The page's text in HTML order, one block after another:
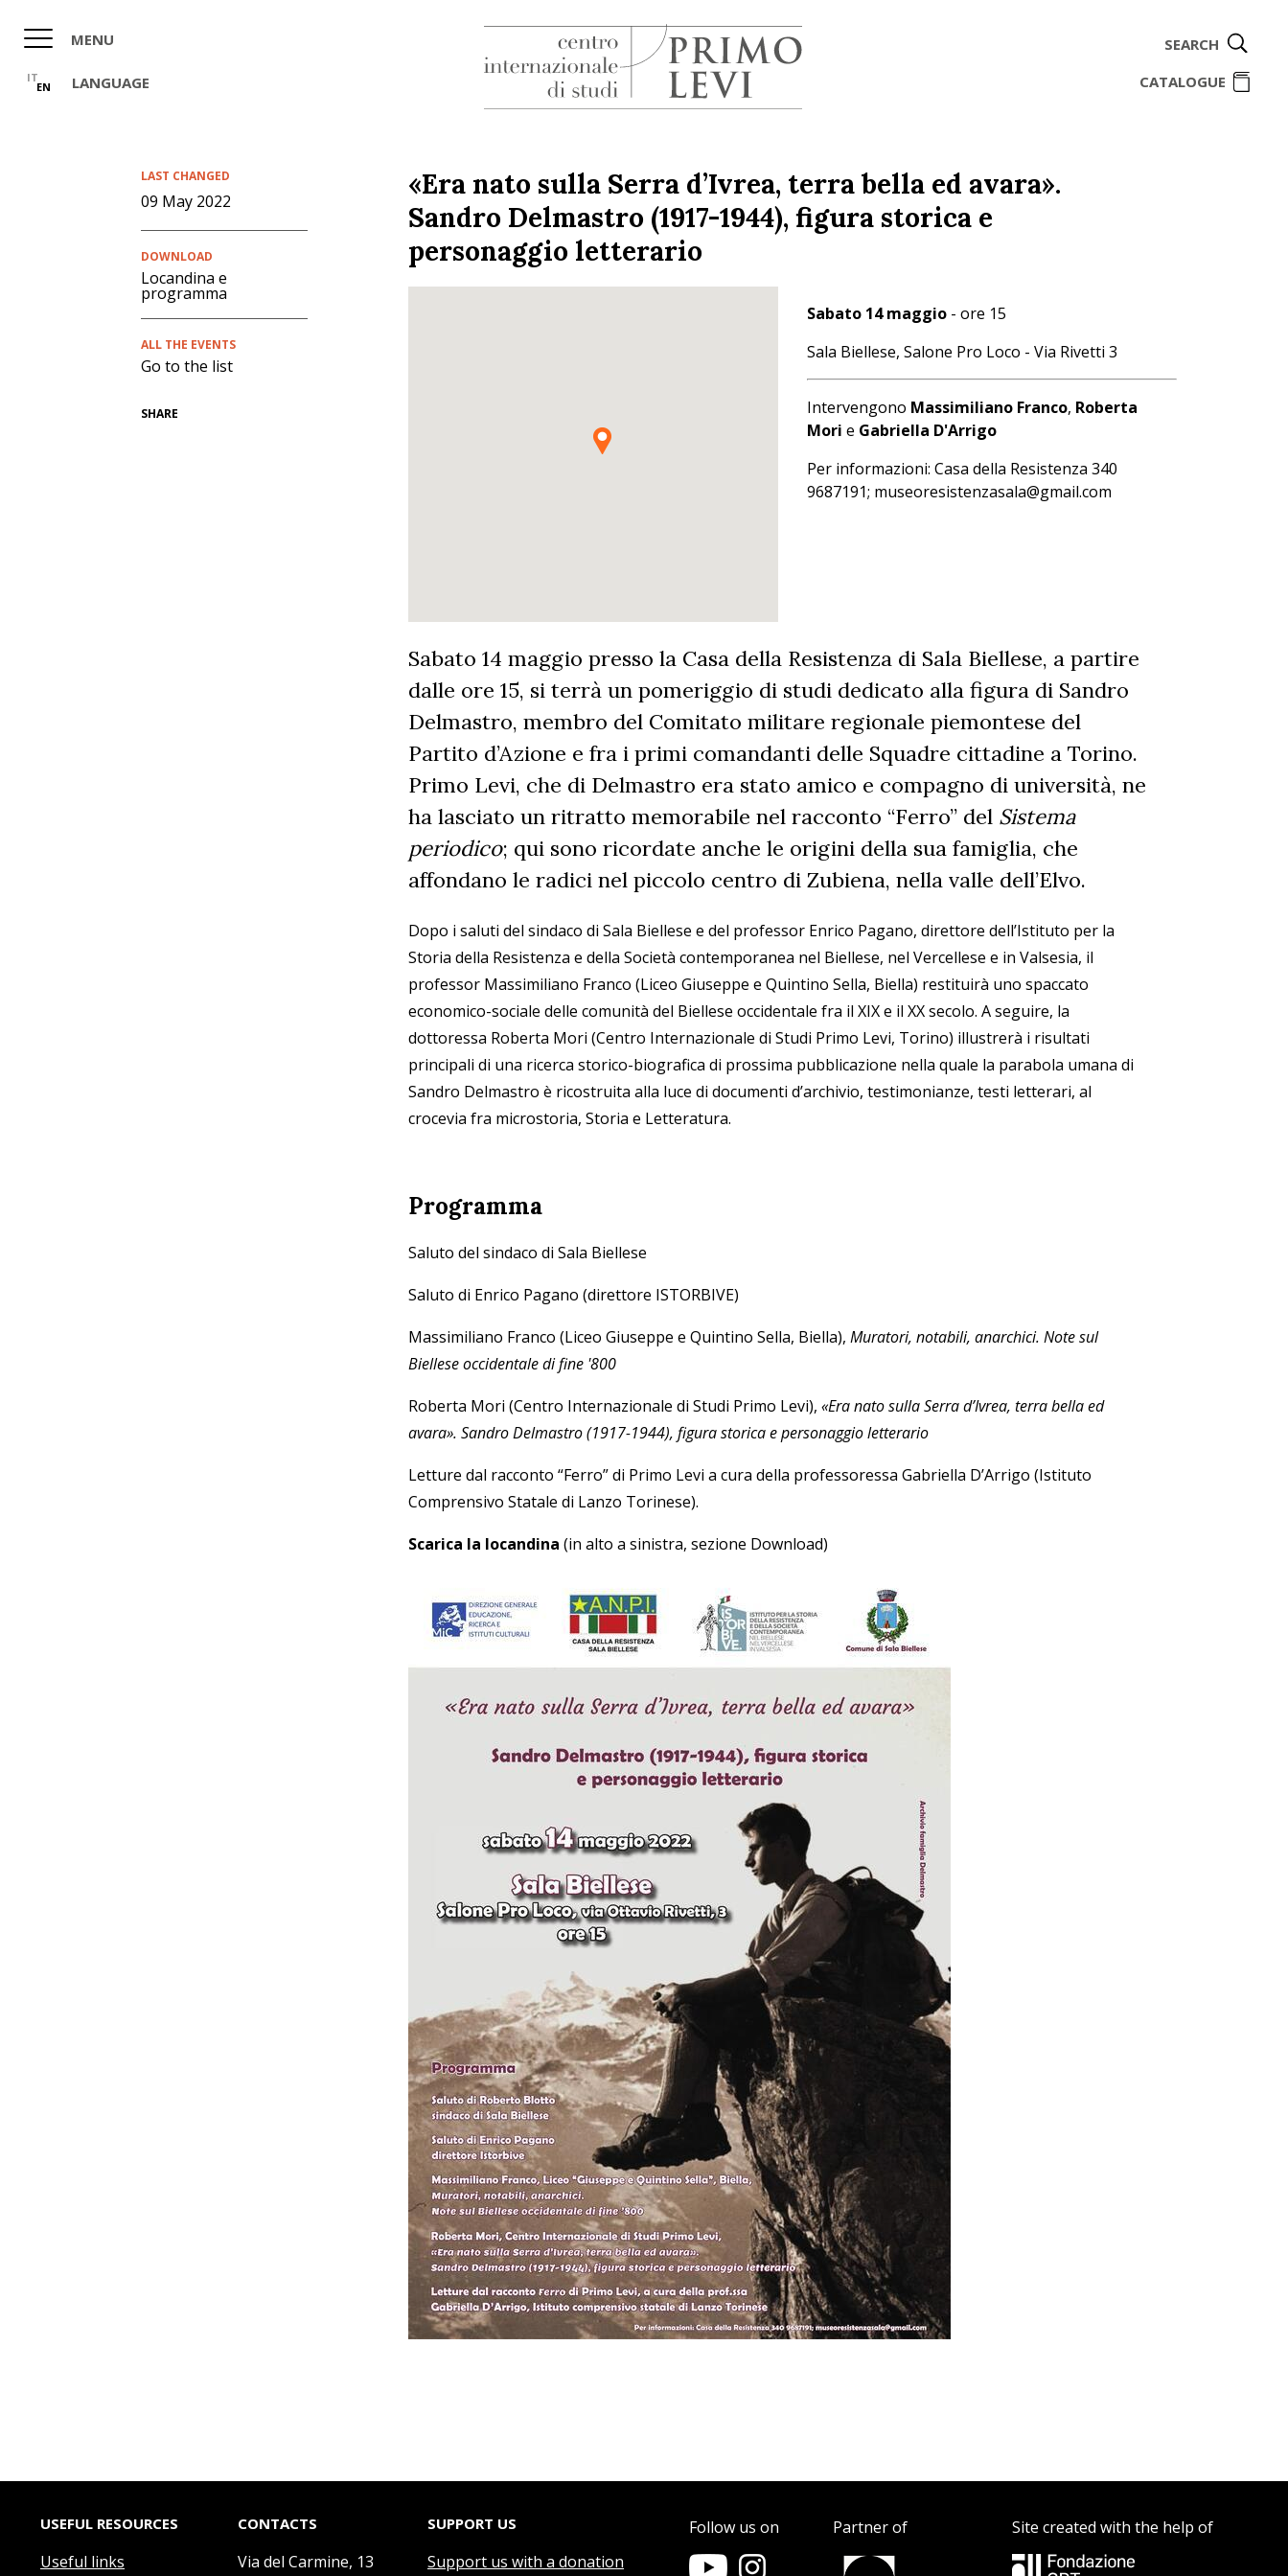
content
Studi
Primo
Levi
MENU
IT
EN LANGUAGE CATALOGUE
SEARCH
«Era nato sulla Serra d’Ivrea, terra bella ed avara».
Sandro Delmastro (1917-1944), figura storica e
personaggio letterario
Sabato 14 maggio - ore 15
Sala Biellese, Salone Pro Loco - Via Rivetti 3
Intervengono Massimiliano Franco, Roberta
Mori e Gabriella D'Arrigo
Per informazioni: Casa della Resistenza 340
9687191; museoresistenzasala@gmail.com
Sabato 14 maggio presso la Casa della Resistenza di Sala Biellese, a partire
dalle ore 15, si terrà un pomeriggio di studi dedicato alla figura di Sandro
Delmastro, membro del Comitato militare regionale piemontese del
Partito d’Azione e fra i primi comandanti delle Squadre cittadine a Torino.
Primo Levi, che di Delmastro era stato amico e compagno di università, ne
ha lasciato un ritratto memorabile nel racconto “Ferro” del Sistema
periodico; qui sono ricordate anche le origini della sua famiglia, che
affondano le radici nel piccolo centro di Zubiena, nella valle dell’Elvo.
Dopo i saluti del sindaco di Sala Biellese e del professor Enrico Pagano, direttore dell’Istituto per la
Storia della Resistenza e della Società contemporanea nel Biellese, nel Vercellese e in Valsesia, il
professor Massimiliano Franco (Liceo Giuseppe e Quintino Sella, Biella) restituirà uno spaccato
economico-sociale delle comunità del Biellese occidentale fra il XIX e il XX secolo. A seguire, la
dottoressa Roberta Mori (Centro Internazionale di Studi Primo Levi, Torino) illustrerà i risultati
principali di una ricerca storico-biografica di prossima pubblicazione nella quale la parabola umana di
Sandro Delmastro è ricostruita alla luce di documenti d’archivio, testimonianze, testi letterari, al
crocevia fra microstoria, Storia e Letteratura.
Programma
Saluto del sindaco di Sala Biellese
Saluto di Enrico Pagano (direttore ISTORBIVE)
Massimiliano Franco (Liceo Giuseppe e Quintino Sella, Biella), Muratori, notabili, anarchici. Note sul
Biellese occidentale di fine '800
Roberta Mori (Centro Internazionale di Studi Primo Levi), «Era nato sulla Serra d’Ivrea, terra bella ed
avara». Sandro Delmastro (1917-1944), figura storica e personaggio letterario
Letture dal racconto “Ferro” di Primo Levi a cura della professoressa Gabriella D’Arrigo (Istituto
Comprensivo Statale di Lanzo Torinese).
Scarica la locandina (in alto a sinistra, sezione Download)
LAST CHANGED
09 May 2022
DOWNLOAD
Locandina e
programma
ALL THE EVENTS
Go to the list
SHARE
USEFUL RESOURCES
Useful links
CONTACTS
Via del Carmine, 13
SUPPORT US
Support us with a donation
Follow us on Partner of Site created with the help of